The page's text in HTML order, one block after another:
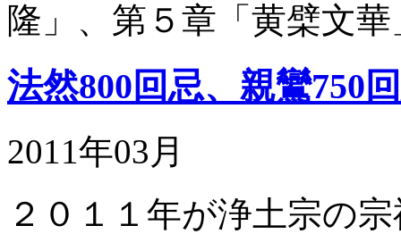
隆」、第５章「黄檗文
法然800回忌、親鸞750
2011年03月
２０１１年が浄土宗の